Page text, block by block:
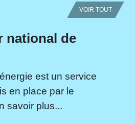
VOIR TOUT
national de
est un service
en place par le
savoir plus...